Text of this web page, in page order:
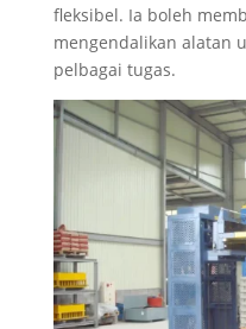
fleksibel. Ia boleh
mengendalikan alatan
pelbagai tugas.